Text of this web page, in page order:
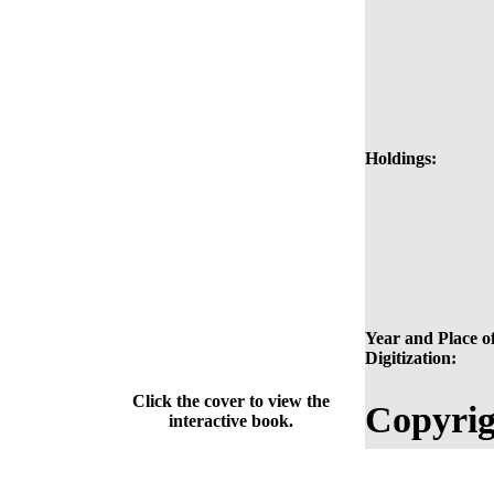
Holdings:
Year and Place
Digitization:
Click the cover to view the
interactive book.